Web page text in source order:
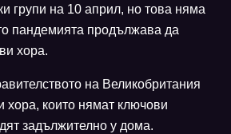
групи на 10 април, но това няма
пандемията продължава да
хора.
на Великобритания
хора, които нямат ключови
задължително у дома.